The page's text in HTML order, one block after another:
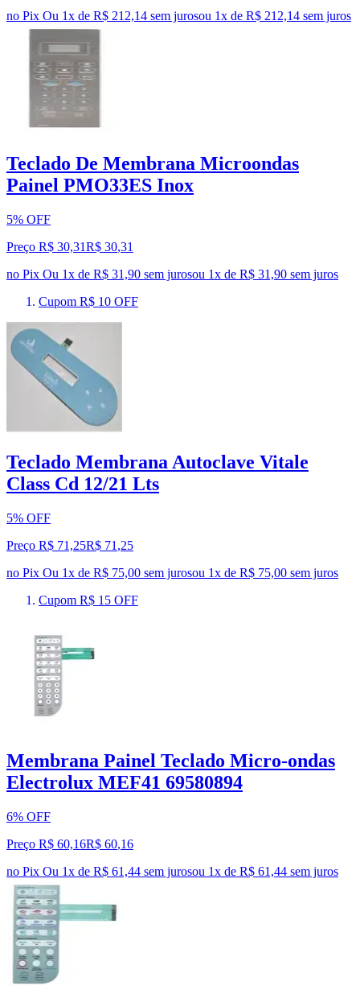
no Pix Ou 1x de R$ 212,14 sem jurosou 1x de R$ 212,14 sem juros
Teclado De Membrana Microondas
Painel PMO33ES Inox
5% OFF
Preço R$ 30,31R$ 30,31
no Pix Ou 1x de R$ 31,90 sem jurosou 1x de R$ 31,90 sem juros
Cupom R$ 10 OFF
Teclado Membrana Autoclave Vitale
Class Cd 12/21 Lts
5% OFF
Preço R$ 71,25R$ 71 ,25
no Pix Ou 1x de R$ 75,00 sem jurosou 1x de R$ 75,00 sem juros
Cupom R$ 15 OFF
Membrana Painel Teclado Micro-ondas
Electrolux MEF41 69580894
6% OFF
Preço R$ 60,16R$ 60,16
no Pix Ou 1x de R$ 61,44 sem jurosou 1x de R$ 61,44 sem juros